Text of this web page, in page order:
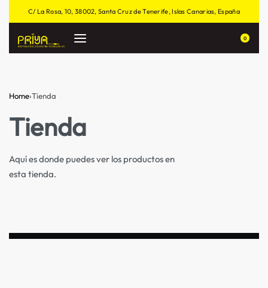
C/ La Rosa, 10, 38002, Santa Cruz de Tenerife, Islas Canarias, España
0
Home›Tienda
Tienda
Aquí es donde puedes ver los productos en
esta tienda.